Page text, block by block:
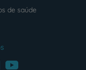
de saúde
Youtube